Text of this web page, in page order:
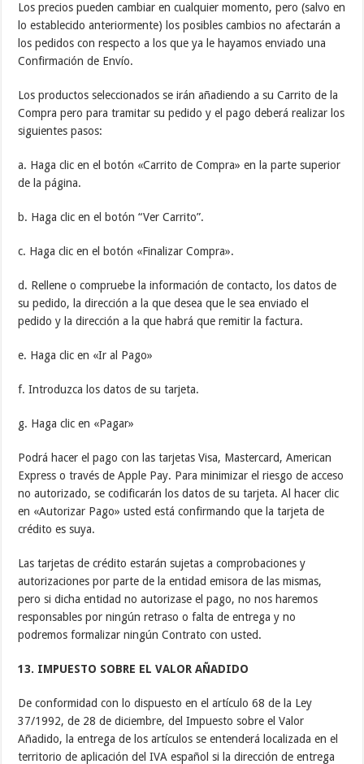
Los precios pueden cambiar en cualquier momento, pero (salvo en
lo establecido anteriormente) los posibles cambios no afectarán a
los pedidos con respecto a los que ya le hayamos enviado una
Confirmación de Envío.
Los productos seleccionados se irán añadiendo a su Carrito de la
Compra pero para tramitar su pedido y el pago deberá realizar los
siguientes pasos:
a. Haga clic en el botón «Carrito de Compra» en la parte superior
de la página.
b. Haga clic en el botón “Ver Carrito”.
c. Haga clic en el botón «Finalizar Compra».
d. Rellene o compruebe la información de contacto, los datos de
su pedido, la dirección a la que desea que le sea enviado el
pedido y la dirección a la que habrá que remitir la factura.
e. Haga clic en «Ir al Pago»
f. Introduzca los datos de su tarjeta.
g. Haga clic en «Pagar»
Podrá hacer el pago con las tarjetas Visa, Mastercard, American
Express o través de Apple Pay. Para minimizar el riesgo de acceso
no autorizado, se codificarán los datos de su tarjeta. Al hacer clic
en «Autorizar Pago» usted está confirmando que la tarjeta de
crédito es suya.
Las tarjetas de crédito estarán sujetas a comprobaciones y
autorizaciones por parte de la entidad emisora de las mismas,
pero si dicha entidad no autorizase el pago, no nos haremos
responsables por ningún retraso o falta de entrega y no
podremos formalizar ningún Contrato con usted.
13. IMPUESTO SOBRE EL VALOR AÑADIDO
De conformidad con lo dispuesto en el artículo 68 de la Ley
37/1992, de 28 de diciembre, del Impuesto sobre el Valor
Añadido, la entrega de los artículos se entenderá localizada en el
territorio de aplicación del IVA español si la dirección de entrega